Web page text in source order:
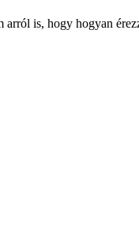
is, hogy hogyan